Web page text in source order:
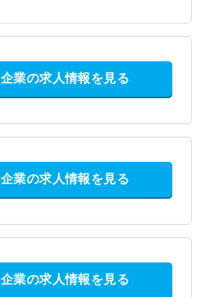
企業の求人情報を見る
企業の求人情報を見る
企業の求人情報を見る